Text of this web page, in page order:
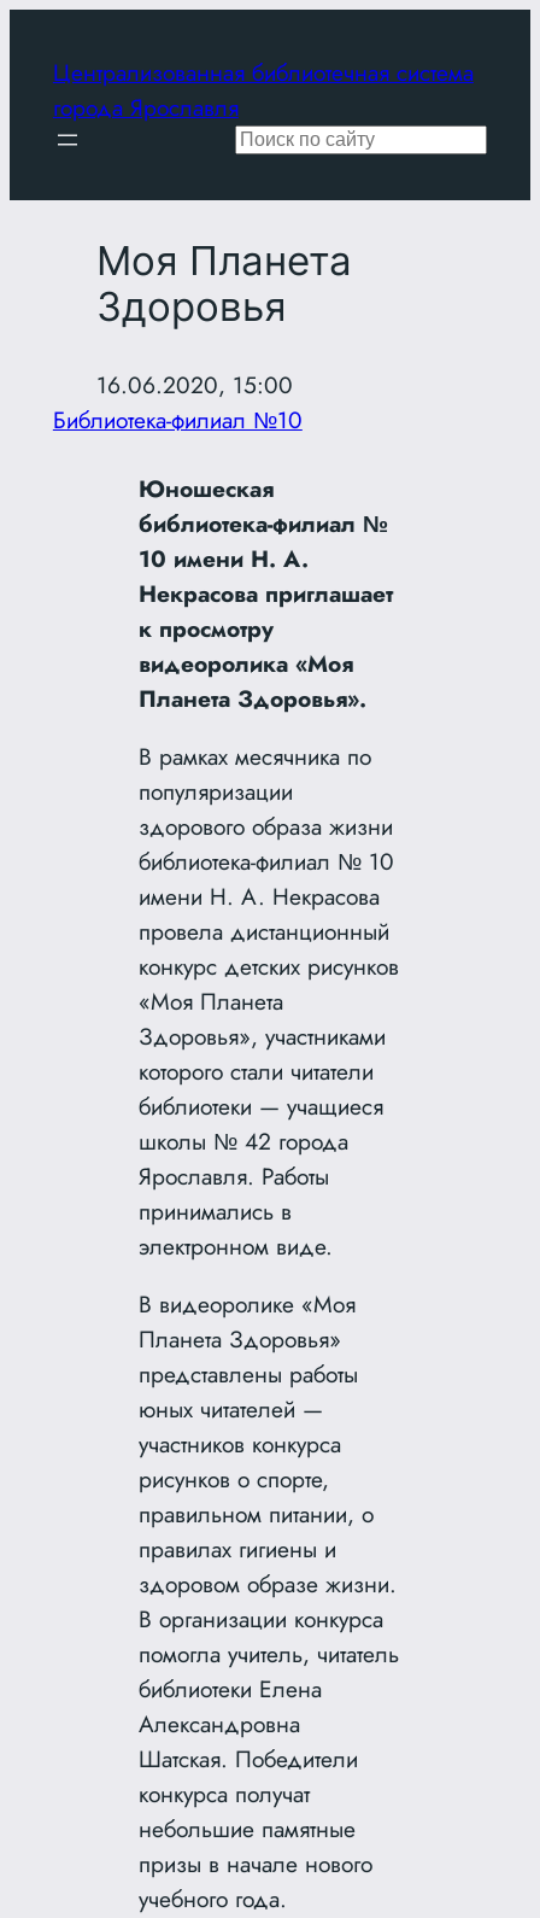
содержимому
Централизованная библиотечная система
города Ярославля
Поиск
Моя Планета
Здоровья
16.06.2020, 15:00
Библиотека-филиал №10
Юношеская
библиотека-филиал №
10 имени Н. А.
Некрасова приглашает
к просмотру
видеоролика «Моя
Планета Здоровья».
В рамках месячника по
популяризации
здорового образа жизни
библиотека-филиал № 10
имени Н. А. Некрасова
провела дистанционный
конкурс детских рисунков
«Моя Планета
Здоровья», участниками
которого стали читатели
библиотеки — учащиеся
школы № 42 города
Ярославля. Работы
принимались в
электронном виде.
В видеоролике «Моя
Планета Здоровья»
представлены работы
юных читателей —
участников конкурса
рисунков о спорте,
правильном питании, о
правилах гигиены и
здоровом образе жизни.
В организации конкурса
помогла учитель, читатель
библиотеки Елена
Александровна
Шатская. Победители
конкурса получат
небольшие памятные
призы в начале нового
учебного года.